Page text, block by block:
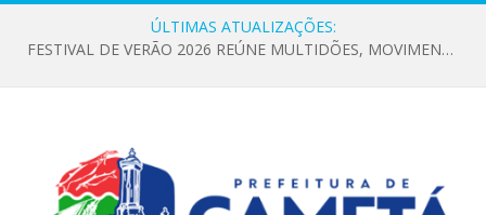
ÚLTIMAS ATUALIZAÇÕES:
FESTIVAL DE VERÃO 2026 REÚNE MULTIDÕES, MOVIMENTA A ECONOMIA E FORTALECE A CULTURA LOCAL